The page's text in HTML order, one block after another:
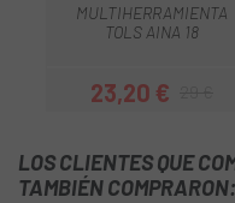
MULTIHERRAMIENTA
TOLS AINA 18
Precio
23,20 €Precio
LOS CLIENTES QUE
TAMBIÉN COMPRARON: